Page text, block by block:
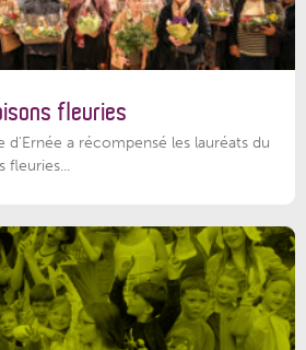
fleuries
d'Ernée a récompensé les lauréats du
fleuries...